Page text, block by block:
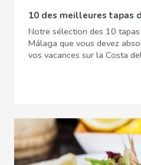
10 des meilleures tapas
Notre sélection des 10
Málaga que vous devez
vos vacances sur la Costa